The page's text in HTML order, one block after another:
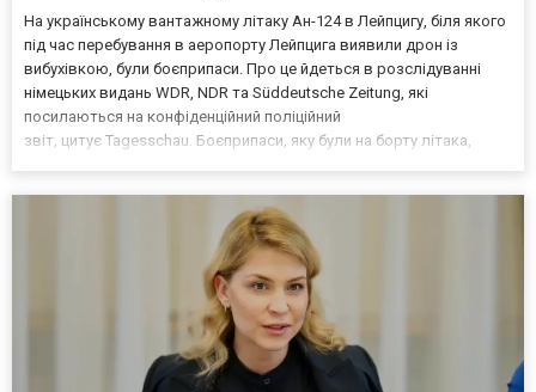
На українському вантажному літаку Ан-124 в Лейпцигу, біля якого
під час перебування в аеропорту Лейпцига виявили дрон із
вибухівкою, були боєприпаси. Про це йдеться в розслідуванні
німецьких видань WDR, NDR та Süddeutsche Zeitung, які
посилаються на конфіденційний поліційний
звіт, цитує Tagesschau. Боєприпаси, яку були на борту літака,